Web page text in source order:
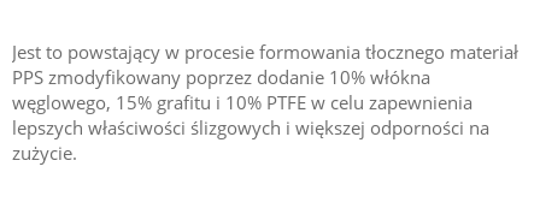
Jest to powstający w procesie formowania tłocznego materiał
PPS zmodyfikowany poprzez dodanie 10% włókna
węglowego, 15% grafitu i 10% PTFE w celu zapewnienia
lepszych właściwości ślizgowych i większej odporności na
zużycie.